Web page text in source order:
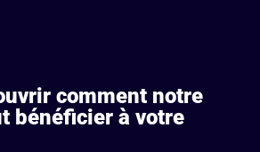
comment notre
bénéficier à votre